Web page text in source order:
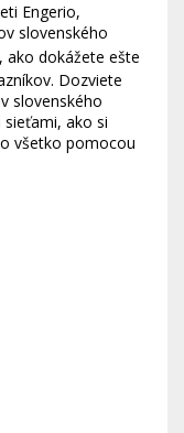
Engerio,
slovenského
, ako dokážete ešte
Dozviete
slovenského
ako si
všetko pomocou